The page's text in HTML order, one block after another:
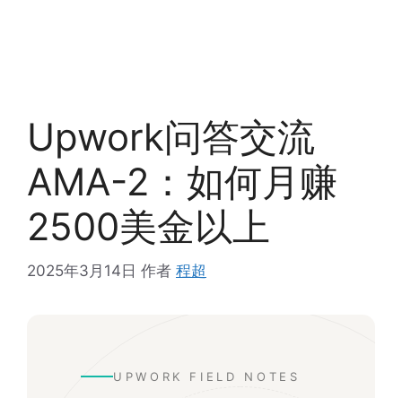
Upwork问答交流
AMA-2：如何月赚
2500美金以上
2025年3月14日 作者 程超
UPWORK FIELD NOTES